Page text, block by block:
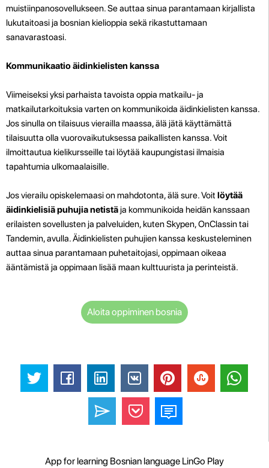
muistiinpanosovellukseen. Se auttaa sinua parantamaan kirjallista
lukutaitoasi ja bosnian kielioppia sekä rikastuttamaan
sanavarastoasi.
Kommunikaatio äidinkielisten kanssa
Viimeiseksi yksi parhaista tavoista oppia matkailu- ja
matkailutarkoituksia varten on kommunikoida äidinkielisten kanssa.
Jos sinulla on tilaisuus vierailla maassa, älä jätä käyttämättä
tilaisuutta olla vuorovaikutuksessa paikallisten kanssa. Voit
ilmoittautua kielikursseille tai löytää kaupungistasi ilmaisia
tapahtumia ulkomaalaisille.
Jos vierailu opiskelemaasi on mahdotonta, älä sure. Voit löytää
äidinkielisiä puhujia netistäja kommunikoida heidän kanssaan
erilaisten sovellusten ja palveluiden, kuten Skypen, OnClassin tai
Tandemin, avulla. Äidinkielisten puhujien kanssa keskusteleminen
auttaa sinua parantamaan puhetaitojasi, oppimaan oikeaa
ääntämistä ja oppimaan lisää maan kulttuurista ja perinteistä.
Aloita oppiminen bosnia
App for learning Bosnian language LinGo Play